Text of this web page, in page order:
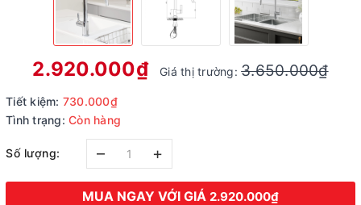
2.920.000₫ Giá thị trường:3.650.000₫
Tiết kiệm: 730.000₫
Tình trạng: Còn hàng
Số lượng: – +
MUA NGAY VỚI GIÁ 2.920.000₫